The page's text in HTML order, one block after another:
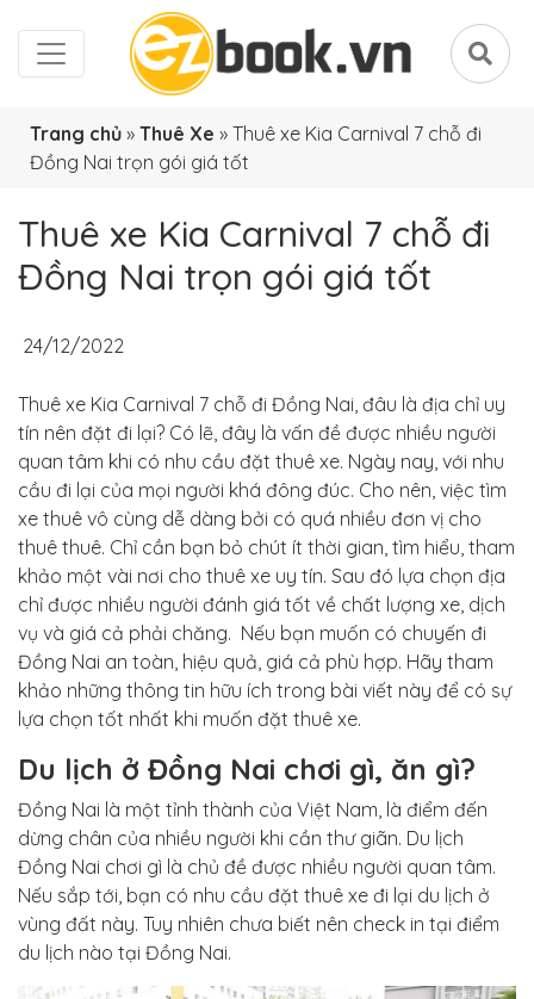
Trang chủ » Thuê Xe » Thuê xe Kia Carnival 7 chỗ đi
Đồng Nai trọn gói giá tốt
Thuê xe Kia Carnival 7 chỗ đi
Đồng Nai trọn gói giá tốt
24/12/2022
Thuê xe Kia Carnival 7 chỗ đi Đồng Nai, đâu là địa chỉ uy
tín nên đặt đi lại? Có lẽ, đây là vấn đề được nhiều người
quan tâm khi có nhu cầu đặt thuê xe. Ngày nay, với nhu
cầu đi lại của mọi người khá đông đúc. Cho nên, việc tìm
xe thuê vô cùng dễ dàng bởi có quá nhiều đơn vị cho
thuê thuê. Chỉ cần bạn bỏ chút ít thời gian, tìm hiểu, tham
khảo một vài nơi cho thuê xe uy tín. Sau đó lựa chọn địa
chỉ được nhiều người đánh giá tốt về chất lượng xe, dịch
vụ và giá cả phải chăng. Nếu bạn muốn có chuyến đi
Đồng Nai an toàn, hiệu quả, giá cả phù hợp. Hãy tham
khảo những thông tin hữu ích trong bài viết này để có sự
lựa chọn tốt nhất khi muốn đặt thuê xe.
Du lịch ở Đồng Nai chơi gì, ăn gì?
Đồng Nai là một tỉnh thành của Việt Nam, là điểm đến
dừng chân của nhiều người khi cần thư giãn. Du lịch
Đồng Nai chơi gì là chủ đề được nhiều người quan tâm.
Nếu sắp tới, bạn có nhu cầu đặt thuê xe đi lại du lịch ở
vùng đất này. Tuy nhiên chưa biết nên check in tại điểm
du lịch nào tại Đồng Nai.